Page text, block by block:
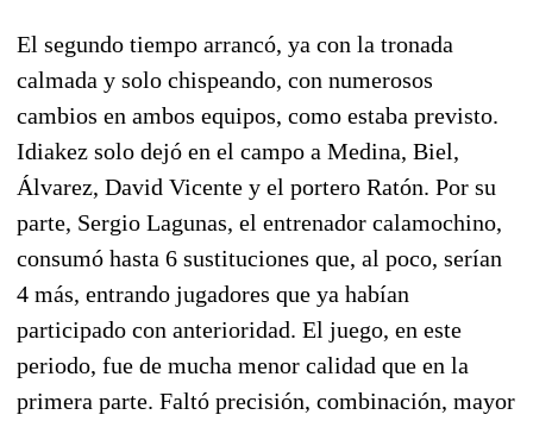
El segundo tiempo arrancó, ya con la tronada
calmada y solo chispeando, con numerosos
cambios en ambos equipos, como estaba previsto.
Idiakez solo dejó en el campo a Medina, Biel,
Álvarez, David Vicente y el portero Ratón. Por su
parte, Sergio Lagunas, el entrenador calamochino,
consumó hasta 6 sustituciones que, al poco, serían
4 más, entrando jugadores que ya habían
participado con anterioridad. El juego, en este
periodo, fue de mucha menor calidad que en la
primera parte. Faltó precisión, combinación, mayor